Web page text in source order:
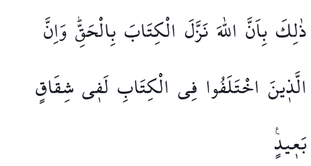
ذٰلِكَبِاَنَّ اللّٰهَنَزَّلَ الْكِتَابَبِالْحَقِّۜوَاِنَّ
الَّذ۪ينَ اخْتَلَفُوا فِي الْكِتَابِلَف۪يشِقَاقٍ
بَع۪يدٍ۟